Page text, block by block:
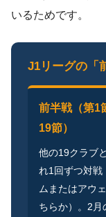
いるためです。
J1リーグの「
前半戦（第1
19節）
他の19クラブ
れ1回ずつ対戦
ムまたはアウ
ちらか）。2月